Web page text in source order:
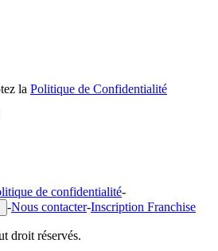
la Politique de Confidentialité
de confidentialité-
-Nous contacter-Inscription Franchise
droit réservés.